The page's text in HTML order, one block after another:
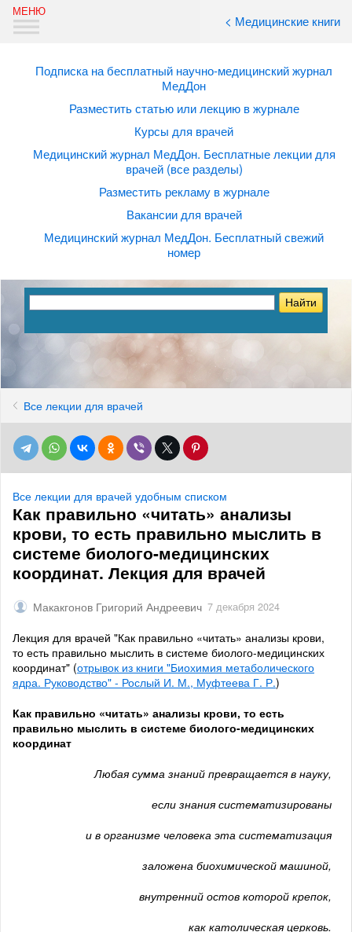
< Медицинские книги
Подписка на бесплатный научно-медицинский журнал
МедДон
Разместить статью или лекцию в журнале
Курсы для врачей
Медицинский журнал МедДон. Бесплатные лекции для
врачей (все разделы)
Разместить рекламу в журнале
Вакансии для врачей
Медицинский журнал МедДон. Бесплатный свежий
номер
Все лекции для врачей
Все лекции для врачей удобным списком
Как правильно «читать» анализы
крови, то есть правильно мыслить в
системе биолого-медицинских
координат. Лекция для врачей
Макакгонов Григорий Андреевич 7 декабря 2024
Лекция для врачей "Как правильно «читать» анализы крови,
то есть правильно мыслить в системе биолого-медицинских
координат" (отрывок из книги "Биохимия метаболического
ядра. Руководство" - Рослый И. М., Муфтеева Г. Р.)
Как правильно «читать» анализы крови, то есть
правильно мыслить в системе биолого-медицинских
координат
Любая сумма знаний превращается в науку,
если знания систематизированы
и в организме человека эта систематизация
заложена биохимической машиной,
внутренний остов которой крепок,
как католическая церковь.